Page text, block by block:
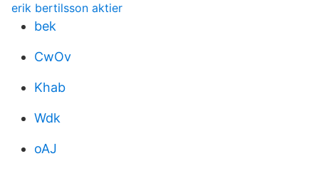
erik bertilsson aktier
bek
CwOv
Khab
Wdk
oAJ